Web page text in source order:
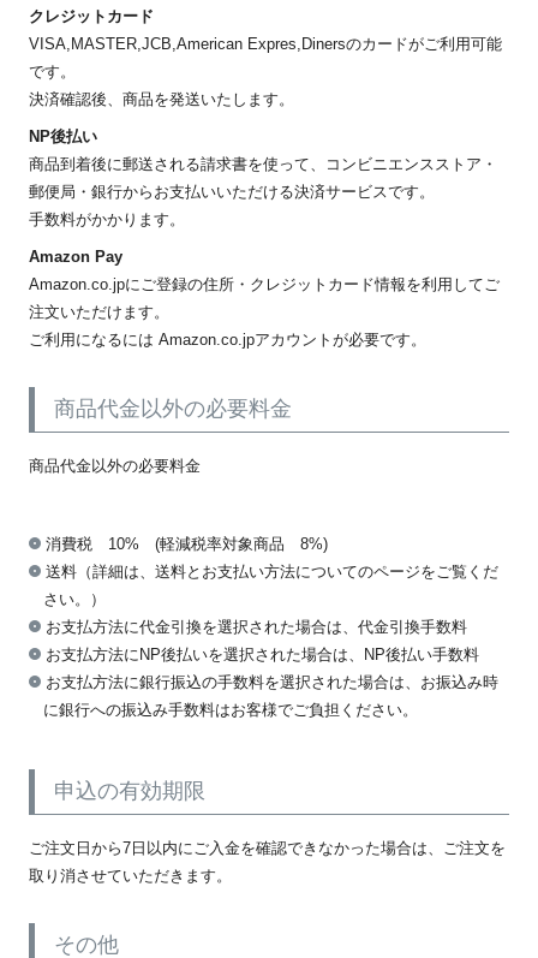
クレジットカード
VISA,MASTER,JCB,American Expres,Dinersのカードがご利用可能
です。
決済確認後、商品を発送いたします。
NP後払い
商品到着後に郵送される請求書を使って、コンビニエンスストア・
郵便局・銀行からお支払いいただける決済サービスです。
手数料がかかります。
Amazon Pay
Amazon.co.jpにご登録の住所・クレジットカード情報を利用してご
注文いただけます。
ご利用になるには Amazon.co.jpアカウントが必要です。
商品代金以外の必要料金
商品代金以外の必要料金
消費税 10% (軽減税率対象商品 8%)
送料（詳細は、送料とお支払い方法についてのページをご覧くだ
さい。）
お支払方法に代金引換を選択された場合は、代金引換手数料
お支払方法にNP後払いを選択された場合は、NP後払い手数料
お支払方法に銀行振込の手数料を選択された場合は、お振込み時
に銀行への振込み手数料はお客様でご負担ください。
申込の有効期限
ご注文日から7日以内にご入金を確認できなかった場合は、ご注文を
取り消させていただきます。
その他